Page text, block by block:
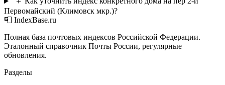
Первомайский (Климовск мкр.)?
📮 IndexBase.ru
Полная база почтовых индексов Российской Федерации.
Эталонный справочник Почты России, регулярные
обновления.
Разделы